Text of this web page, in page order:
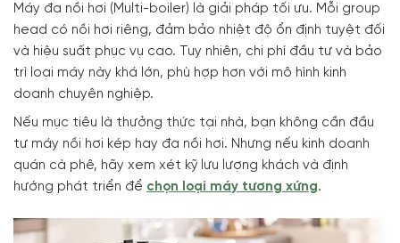
Máy đa nồi hơi (Multi-boiler) là giải pháp tối ưu. Mỗi group
head có nồi hơi riêng, đảm bảo nhiệt độ ổn định tuyệt đối
và hiệu suất phục vụ cao. Tuy nhiên, chi phí đầu tư và bảo
trì loại máy này khá lớn, phù hợp hơn với mô hình kinh
doanh chuyên nghiệp.
Nếu mục tiêu là thưởng thức tại nhà, bạn không cần đầu
tư máy nồi hơi kép hay đa nồi hơi. Nhưng nếu kinh doanh
quán cà phê, hãy xem xét kỹ lưu lượng khách và định
hướng phát triển để chọn loại máy tương xứng.